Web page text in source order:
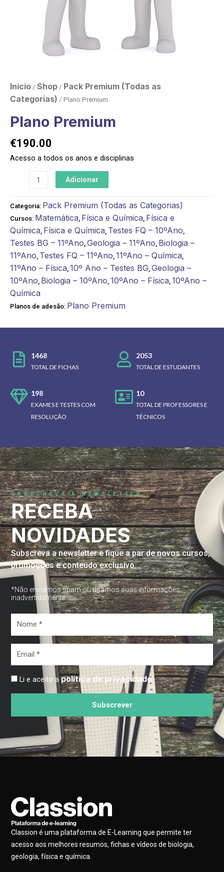
Início / Shop / Pack Premium (Todas as
Categorias) / Plano Premium
Plano Premium
€190.00
Acesso a todos os anos e disciplinas
Adicionar
Categoria: Pack Premium (Todas as Categorias)
Cursos: Matemática, Física e Química, Física e
Química, Física e Química, Testes FQ – 10ºAno,
Testes BG – 11ºAno, Geologia – 11ºAno, Biologia –
11ºAno, Testes FQ – 11ºAno, 11ºAno – Química,
11ºAno – Física, 10º Ano – Testes BG, Geologia –
10ºAno, Biologia – 10ºAno, 10ºAno – Física, 10ºAno –
Química
Planos de adesão: Plano Premium
1468
TOTAL DE FICHAS
2053
TOTAL DE ESTUDANTES
198
EXAMES E TESTES COM
RESOLUÇÃO
10
TOTAL DE PROFESSORES E
TÉCNICOS
SUBSCREVA A NEWSLETTER
RECEBA
NOVIDADES
Subscreva a newsletter e fique a par de novos cursos,
promoções e conteúdo exclusivo.
*Não enviamos spam ou usamos suas informações
inadvertidamente
Li e aceito apolítica de privacidade
Subscrever
Classion é uma plataforma de E-Learning que permite ter
acesso aos melhores resumos, fichas e vídeos de biologia,
geologia, física e química.